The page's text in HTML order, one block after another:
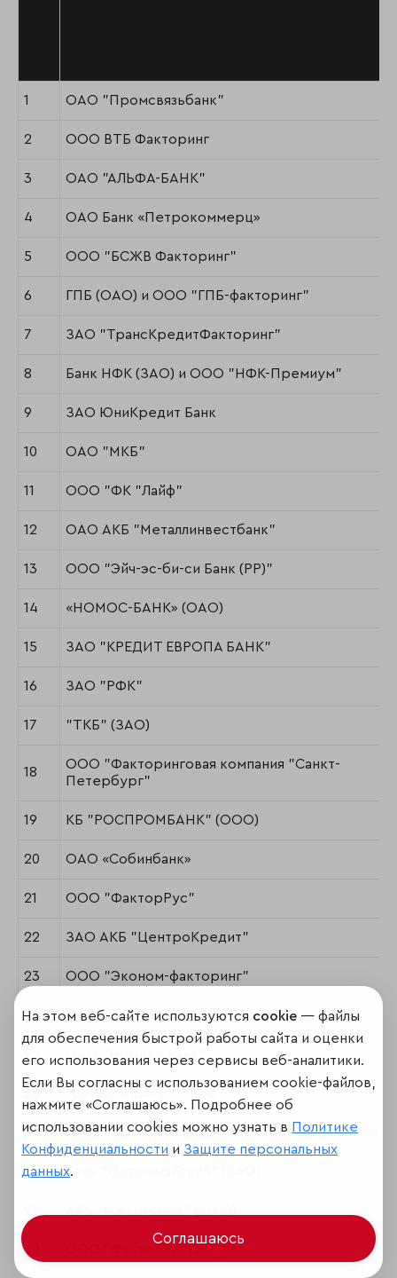
1 ОАО "Промсвязьбанк"
2 ООО ВТБ Факторинг
3 ОАО "АЛЬФА-БАНК"
4 ОАО Банк «Петрокоммерц»
5 ООО "БСЖВ Факторинг"
6 ГПБ (ОАО) и ООО "ГПБ-факторинг"
7 ЗАО "ТрансКредитФакторинг"
8 Банк НФК (ЗАО) и ООО "НФК-Премиум"
9 ЗАО ЮниКредит Банк
10 ОАО "МКБ"
11 ООО "ФК "Лайф"
12 ОАО АКБ "Металлинвестбанк"
13 ООО "Эйч-эс-би-си Банк (РР)"
14 «НОМОС-БАНК» (ОАО)
15 ЗАО "КРЕДИТ ЕВРОПА БАНК"
16 ЗАО "РФК"
17 "ТКБ" (ЗАО)
18
ООО "Факторинговая компания "Санкт-
Петербург"
19 КБ "РОСПРОМБАНК" (ООО)
20 ОАО «Собинбанк»
21 ООО "ФакторРус"
22 ЗАО АКБ "ЦентроКредит"
23 ООО "Эконом-факторинг"
24 КБ "СДМ-БАНК" (ОАО)
27 ООО "Факторинговая Энергетическая
28 Банк "Первомайский" (ЗАО)
30
На этом веб-сайте используются cookie — файлы
для обеспечения быстрой работы сайта и оценки
его использования через сервисы веб-аналитики.
Если Вы согласны с использованием cookie-файлов,
нажмите «Соглашаюсь». Подробнее об
использовании cookies можно узнать в Политике
Конфиденциальности и Защите персональных
данных.
Соглашаюсь